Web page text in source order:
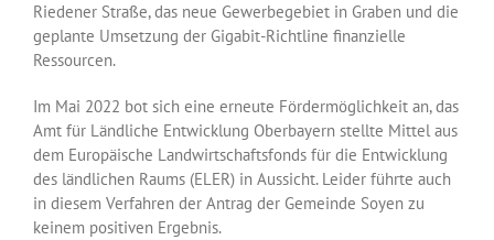
Riedener Straße, das neue Gewerbegebiet in Graben und die
geplante Umsetzung der Gigabit-Richtline finanzielle
Ressourcen.
Im Mai 2022 bot sich eine erneute Fördermöglichkeit an, das
Amt für Ländliche Entwicklung Oberbayern stellte Mittel aus
dem Europäische Landwirtschaftsfonds für die Entwicklung
des ländlichen Raums (ELER) in Aussicht. Leider führte auch
in diesem Verfahren der Antrag der Gemeinde Soyen zu
keinem positiven Ergebnis.